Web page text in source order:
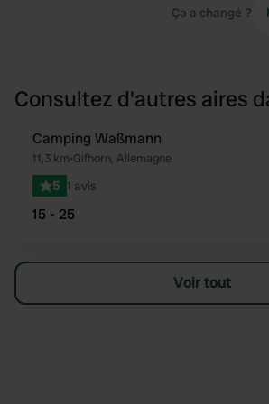
Ça a changé ?
Consultez d'autres aires
Camping Waßmann
11,3 km•Gifhorn, Allemagne
5 1 avis
15 - 25
Voir tout